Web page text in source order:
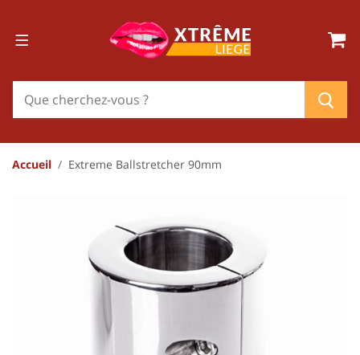
Accueil Extreme Ballstretcher 90mm